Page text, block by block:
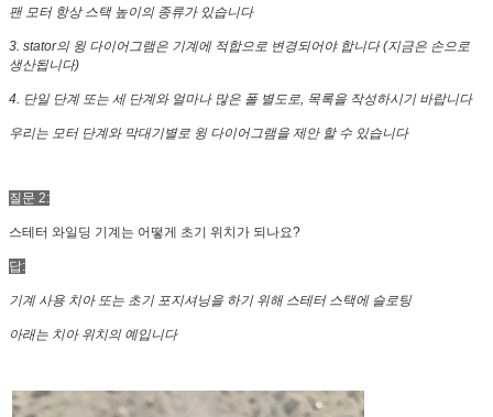
팬 모터 항상 스택 높이의 종류가 있습니다
3. stator의 윙 다이어그램은 기계에 적합으로 변경되어야 합니다 (지금은 손으로
생산됩니다)
4. 단일 단계 또는 세 단계와 얼마나 많은 폴 별도로, 목록을 작성하시기 바랍니다
우리는 모터 단계와 막대기별로 윙 다이어그램을 제안 할 수 있습니다
질문 2:
스테터 와일딩 기계는 어떻게 초기 위치가 되나요?
답:
기계 사용 치아 또는 초기 포지셔닝을 하기 위해 스테터 스택에 슬로팅
아래는 치아 위치의 예입니다